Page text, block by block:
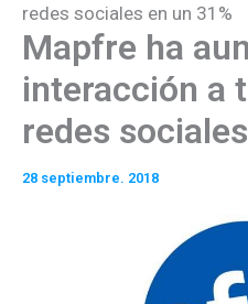
redes sociales en un 31%
Mapfre ha
interacción a
redes
28 septiembre. 2018